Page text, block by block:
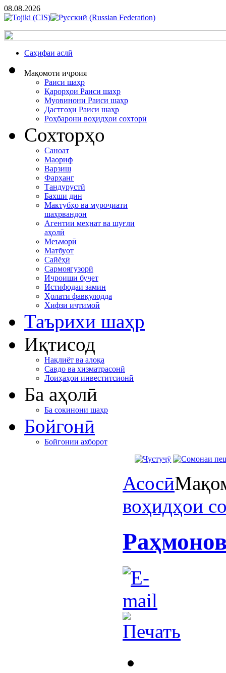
08.08.2026
Cаҳифаи аслӣ
Мақомоти иҷроия
Раиси шаҳр
Қарорҳои Раиси шаҳр
Муовинони Раиси шаҳр
Дастгоҳи Раиси шаҳр
Роҳбарони воҳидҳои сохторӣ
Сохторҳо
Саноат
Маориф
Варзиш
Фарҳанг
Тандурустӣ
Бахши дин
Мактубҳо ва муроҷиати
шаҳрвандон
Агентии меҳнат ва шуғли
аҳолӣ
Меъморӣ
Матбуот
Сайёҳӣ
Сармоягузорӣ
Иҷроиши буҷет
Истифодаи замин
Ҳолати фавқулодда
Хифзи иҷтимоӣ
Таърихи шаҳр
Иқтисод
Нақлиёт ва алоқа
Савдо ва хизматрасонӣ
Лоиҳаҳои инвеститсионӣ
Ба аҳолӣ
Ба сокинони шаҳр
Бойгонӣ
Бойгонии ахборот
Асосӣ
воҳидҳои